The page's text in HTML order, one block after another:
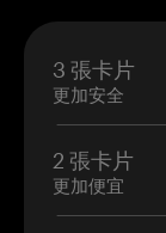
3 張卡片
更加安全
2 張卡片
更加便宜